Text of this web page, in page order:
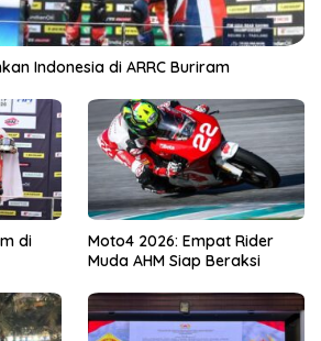
Indonesia di ARRC Buriram
di
Moto4 2026: Empat Rider
Muda AHM Siap Beraksi